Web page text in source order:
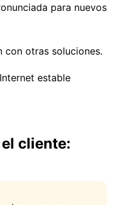
para nuevos
con otras soluciones.
estable
cliente: